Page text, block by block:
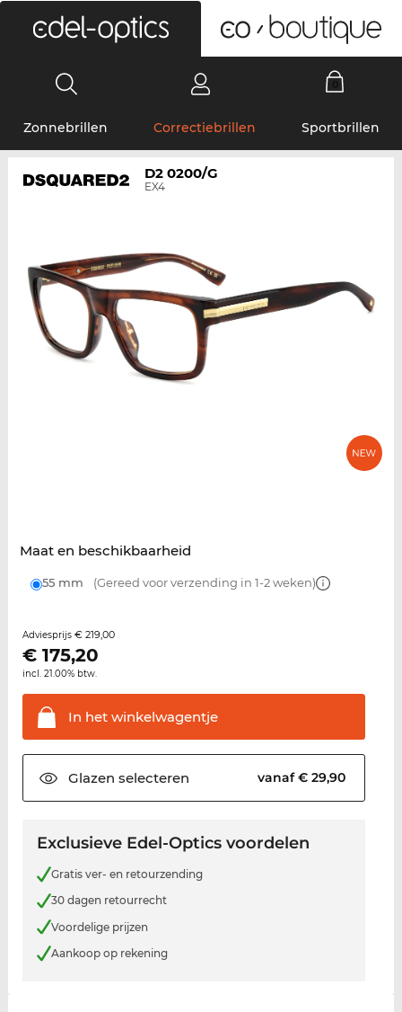
Zonnebrillen Correctiebrillen Sportbrillen
D2 0200/G
EX4
Maat en beschikbaarheid
55 mm (Gereed voor verzending in 1-2 weken)
Adviesprijs € 219,00
€ 175,20
incl. 21.00% btw.
In hetwinkelwagentje
Glazen selecteren vanaf € 29,90
Exclusieve Edel-Optics voordelen
Gratis ver- en retourzending
30 dagen retourrecht
Voordelige prijzen
Aankoop op rekening